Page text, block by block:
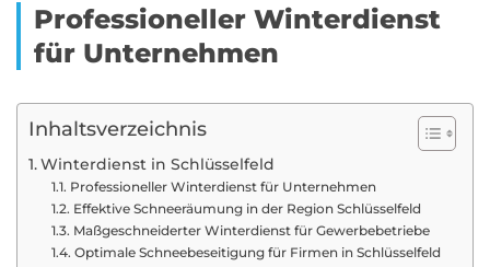
Professioneller Winterdienst
für Unternehmen
Inhaltsverzeichnis
Winterdienst in Schlüsselfeld
Professioneller Winterdienst für Unternehmen
Effektive Schneeräumung in der Region Schlüsselfeld
Maßgeschneiderter Winterdienst für Gewerbebetriebe
Optimale Schneebeseitigung für Firmen in Schlüsselfeld